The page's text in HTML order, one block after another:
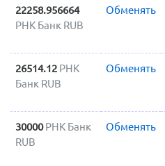
22258.956664
РНК Банк RUB
Обменять
26514.12 РНК
Банк RUB
Обменять
30000 РНК Банк
RUB
Обменять